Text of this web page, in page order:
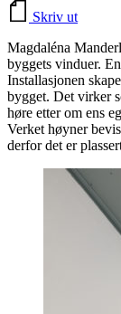
Skriv ut
Magdaléna
byggets vinduer.
Installasjonen
bygget. Det virker
høre etter om ens
Verket høyner
derfor det er